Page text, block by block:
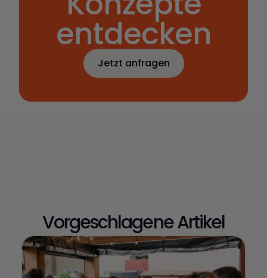
entdecken
Jetzt anfragen
Jetzt Catering
Vorgeschlagene Artikel